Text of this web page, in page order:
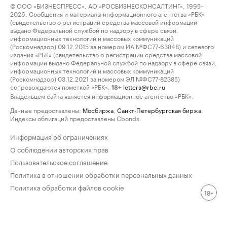
© ООО «БИЗНЕСПРЕСС», АО «РОСБИЗНЕСКОНСАЛТИНГ», 1995–
2026. Сообщения и материалы информационного агентства «РБК»
(свидетельство о регистрации средства массовой информации
выдано Федеральной службой по надзору в сфере связи,
информационных технологий и массовых коммуникаций
(Роскомнадзор) 09.12.2015 за номером ИА №ФС77-63848) и сетевого
издания «РБК» (свидетельство о регистрации средства массовой
информации выдано Федеральной службой по надзору в сфере связи,
информационных технологий и массовых коммуникаций
(Роскомнадзор) 03.12.2021 за номером ЭЛ №ФС77-82385)
сопровождаются пометкой «РБК».
18+ letters@rbc.ru
Владельцем сайта является информационное агентство «РБК».
Данные предоставлены: Мосбиржа Санкт-Петербургская биржа
Индексы облигаций предоставлены Cbonds.
Информация об ограничениях
О соблюдении авторских прав
Пользовательское соглашение
Политика в отношении обработки персональных данных
Политика обработки файлов cookie
18+